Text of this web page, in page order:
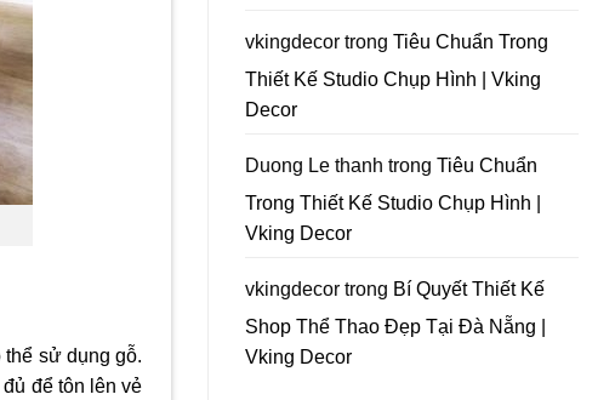
thể sử dụng gỗ.
để tôn lên vẻ
vkingdecor trong Tiêu Chuẩn Trong
Thiết Kế Studio Chụp Hình | Vking
Decor
Duong Le thanh trong Tiêu Chuẩn
Trong Thiết Kế Studio Chụp Hình |
Vking Decor
vkingdecor trong Bí Quyết Thiết Kế
Shop Thể Thao Đẹp Tại Đà Nẵng |
Vking Decor